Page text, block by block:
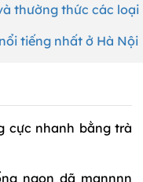
thường thức các
tiếng nhất ở Hà Nội
ngon dã mannnn